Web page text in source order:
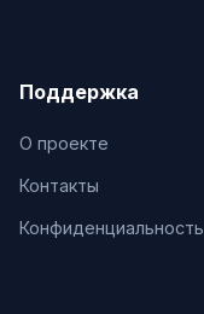
Поддержка
О проекте
Контакты
Конфиденциальность